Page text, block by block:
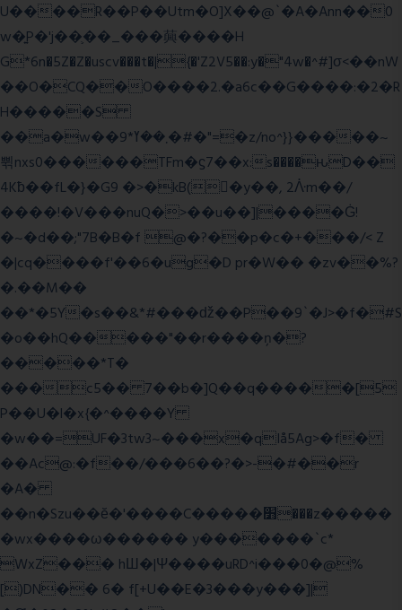
U����R��P��Utm�O]X��@`�A�Ann��0
w�͍P�'j��֛��_���䕟����H
G*6n�5Z�Z�uscv���t�|{�'Z2V5��:y�"4w�^#]σ<��nW
��O�CQ��O����2.�a6c��G����:�2�R
H�����S
��a�w��9*܂��ߌ�#�"=�z/no^}}�����~
쀢nxs0������TFm�ϛ7��x:s����ԋD��
4Kƀ��fL�}�G9 �>�kB(�ِy��, 2ᐿm��/
����!�V���nuQ�>��u��]|����Ġ!
�~�d��;"7B�B�f @�?��p�c�+���/< Z
�|cq����f'��6�ug�D pr�W�� �zv��%?
�.��M��
��*�5Y�s��&*#���ǆ��P��9`�J>�f�#S
�o��hQ�����"��r����ņ�?
�����*T�
���c5�� 7��b�]Q��q�����[5
P��U�l�x{�^����Y
�w��=UF�3tw3~���x�qIå5Ag>�f�
��Ac@:�f��/���6��?�>-�#��r
�A�
��n�Szu��ӗ�'����C�����׻���z�����
�wx����ω������ y�������`c*
WxZ��� hШ�|Ψ����uRD^i���0�@%
[)DN�� 6� f[+U��E�3���y���]|